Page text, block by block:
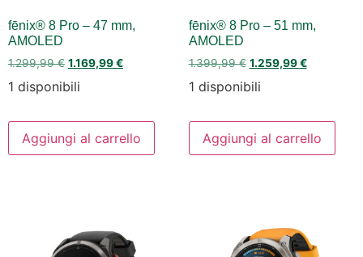
fēnix® 8 Pro – 47 mm,
AMOLED
1.299,99€ 1.169,99€
1 disponibili
Aggiungi al carrello
fēnix® 8 Pro – 51 mm,
AMOLED
1.399,99€ 1.259,99€
1 disponibili
Aggiungi al carrello